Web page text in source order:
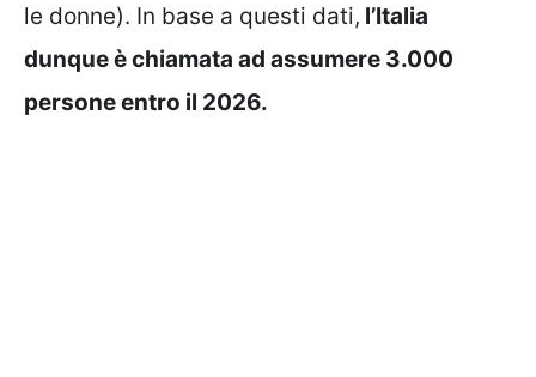
le donne). In base a questi dati, l’Italia
dunque è chiamata ad assumere 3.000
persone entro il 2026.